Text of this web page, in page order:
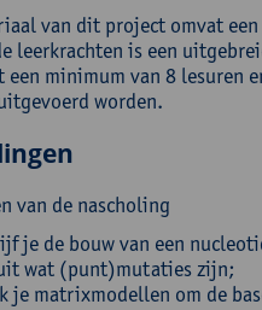
van dit project omvat
leerkrachten is een
een minimum van 8 lesuren
worden.
van de nascholing
je de bouw van een
wat (punt)mutaties zijn;
je matrixmodellen om de